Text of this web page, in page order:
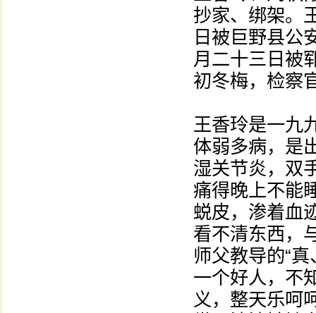
抄家、绑架。
日被巨野县公
月二十三日被
初冬梅，检察
王香玲是一九
体弱多病，是
湿关节炎，双
痛得晚上不能
蜕皮，渗着血
看不清东西，
师父教导的“
一个好人，不
义，整天乐呵